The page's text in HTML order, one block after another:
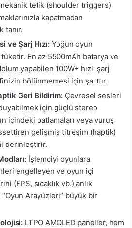
tetik (shoulder triggers)
kapatmadan
tanır.
ve Şarj Hızı: Yoğun oyun
tüketir. En az 5500mAh batarya ve
yapabilen 100W+ hızlı şarj
bölünmemesi için şarttır.
Geri Bildirim: Çevresel sesleri
için güçlü stereo
içindeki patlamaları veya vuruş
gelişmiş titreşim (haptik)
derinleştirir.
İşlemciyi oyunlara
engelleyen ve oyun içi
(FPS, sıcaklık vb.) anlık
Arayüzleri” büyük bir
LTPO AMOLED paneller, hem